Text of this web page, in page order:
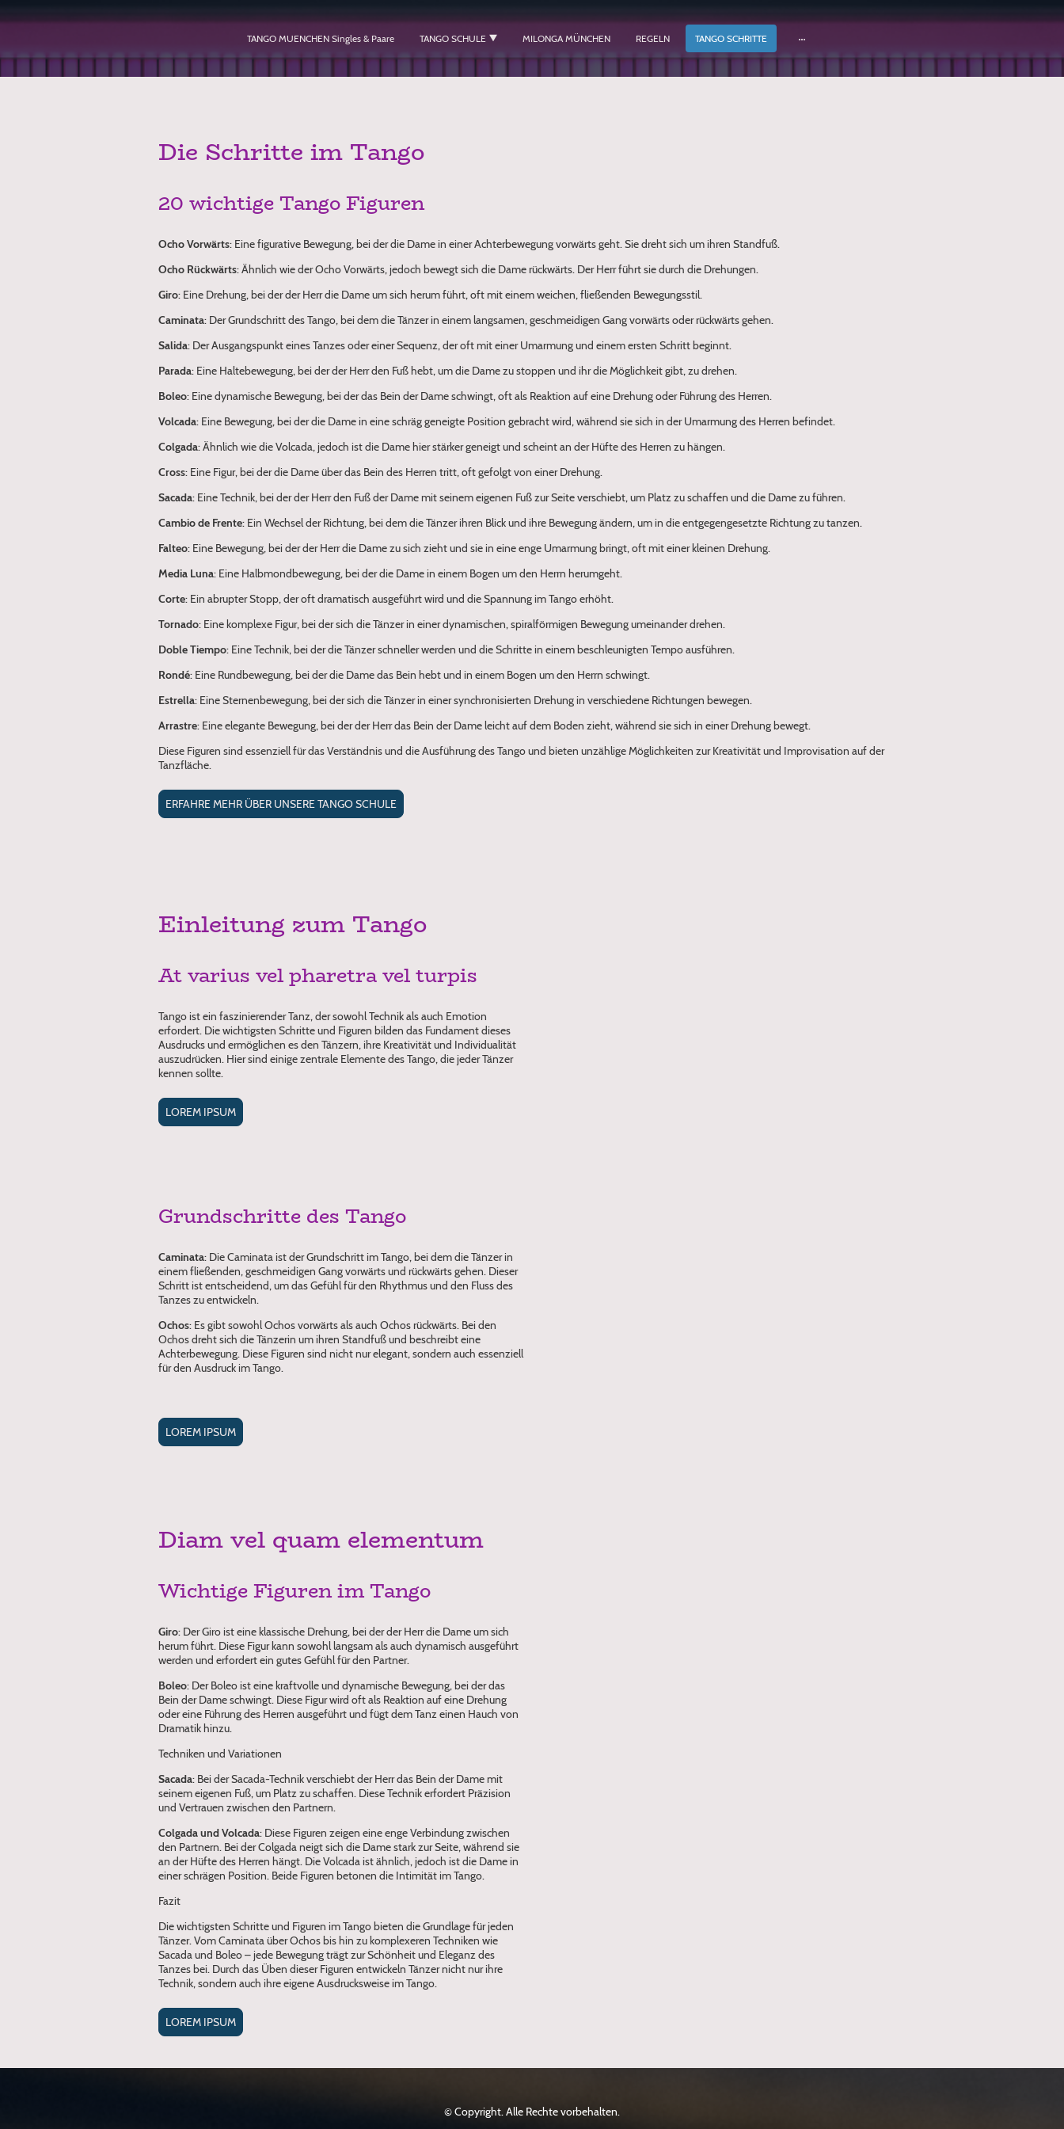
TANGO MUENCHEN Singles & Paare TANGO SCHULE MILONGA MÜNCHEN REGELN TANGO SCHRITTE
Die Schritte im Tango
20 wichtige Tango Figuren
Ocho Vorwärts: Eine figurative Bewegung, bei der die Dame in einer Achterbewegung vorwärts geht. Sie dreht sich um ihren Standfuß.
Ocho Rückwärts: Ähnlich wie der Ocho Vorwärts, jedoch bewegt sich die Dame rückwärts. Der Herr führt sie durch die Drehungen.
Giro: Eine Drehung, bei der der Herr die Dame um sich herum führt, oft mit einem weichen, fließenden Bewegungsstil.
Caminata: Der Grundschritt des Tango, bei dem die Tänzer in einem langsamen, geschmeidigen Gang vorwärts oder rückwärts gehen.
Salida: Der Ausgangspunkt eines Tanzes oder einer Sequenz, der oft mit einer Umarmung und einem ersten Schritt beginnt.
Parada: Eine Haltebewegung, bei der der Herr den Fuß hebt, um die Dame zu stoppen und ihr die Möglichkeit gibt, zu drehen.
Boleo: Eine dynamische Bewegung, bei der das Bein der Dame schwingt, oft als Reaktion auf eine Drehung oder Führung des Herren.
Volcada: Eine Bewegung, bei der die Dame in eine schräg geneigte Position gebracht wird, während sie sich in der Umarmung des Herren befindet.
Colgada: Ähnlich wie die Volcada, jedoch ist die Dame hier stärker geneigt und scheint an der Hüfte des Herren zu hängen.
Cross: Eine Figur, bei der die Dame über das Bein des Herren tritt, oft gefolgt von einer Drehung.
Sacada: Eine Technik, bei der der Herr den Fuß der Dame mit seinem eigenen Fuß zur Seite verschiebt, um Platz zu schaffen und die Dame zu führen.
Cambio de Frente: Ein Wechsel der Richtung, bei dem die Tänzer ihren Blick und ihre Bewegung ändern, um in die entgegengesetzte Richtung zu tanzen.
Falteo: Eine Bewegung, bei der der Herr die Dame zu sich zieht und sie in eine enge Umarmung bringt, oft mit einer kleinen Drehung.
Media Luna: Eine Halbmondbewegung, bei der die Dame in einem Bogen um den Herrn herumgeht.
Corte: Ein abrupter Stopp, der oft dramatisch ausgeführt wird und die Spannung im Tango erhöht.
Tornado: Eine komplexe Figur, bei der sich die Tänzer in einer dynamischen, spiralförmigen Bewegung umeinander drehen.
Doble Tiempo: Eine Technik, bei der die Tänzer schneller werden und die Schritte in einem beschleunigten Tempo ausführen.
Rondé: Eine Rundbewegung, bei der die Dame das Bein hebt und in einem Bogen um den Herrn schwingt.
Estrella: Eine Sternenbewegung, bei der sich die Tänzer in einer synchronisierten Drehung in verschiedene Richtungen bewegen.
Arrastre: Eine elegante Bewegung, bei der der Herr das Bein der Dame leicht auf dem Boden zieht, während sie sich in einer Drehung bewegt.
Diese Figuren sind essenziell für das Verständnis und die Ausführung des Tango und bieten unzählige Möglichkeiten zur Kreativität und Improvisation auf der
Tanzfläche.
ERFAHRE MEHR ÜBER UNSERE TANGO SCHULE
Einleitung zum Tango
At varius vel pharetra vel turpis
Tango ist ein faszinierender Tanz, der sowohl Technik als auch Emotion
erfordert. Die wichtigsten Schritte und Figuren bilden das Fundament dieses
Ausdrucks und ermöglichen es den Tänzern, ihre Kreativität und Individualität
auszudrücken. Hier sind einige zentrale Elemente des Tango, die jeder Tänzer
kennen sollte.
LOREM IPSUM
Grundschritte des Tango
Caminata: Die Caminata ist der Grundschritt im Tango, bei dem die Tänzer in
einem fließenden, geschmeidigen Gang vorwärts und rückwärts gehen. Dieser
Schritt ist entscheidend, um das Gefühl für den Rhythmus und den Fluss des
Tanzes zu entwickeln.
Ochos: Es gibt sowohl Ochos vorwärts als auch Ochos rückwärts. Bei den
Ochos dreht sich die Tänzerin um ihren Standfuß und beschreibt eine
Achterbewegung. Diese Figuren sind nicht nur elegant, sondern auch essenziell
für den Ausdruck im Tango.
LOREM IPSUM
Diam vel quam elementum
Wichtige Figuren im Tango
Giro: Der Giro ist eine klassische Drehung, bei der der Herr die Dame um sich
herum führt. Diese Figur kann sowohl langsam als auch dynamisch ausgeführt
werden und erfordert ein gutes Gefühl für den Partner.
Boleo: Der Boleo ist eine kraftvolle und dynamische Bewegung, bei der das
Bein der Dame schwingt. Diese Figur wird oft als Reaktion auf eine Drehung
oder eine Führung des Herren ausgeführt und fügt dem Tanz einen Hauch von
Dramatik hinzu.
Techniken und Variationen
Sacada: Bei der Sacada-Technik verschiebt der Herr das Bein der Dame mit
seinem eigenen Fuß, um Platz zu schaffen. Diese Technik erfordert Präzision
und Vertrauen zwischen den Partnern.
Colgada und Volcada: Diese Figuren zeigen eine enge Verbindung zwischen
den Partnern. Bei der Colgada neigt sich die Dame stark zur Seite, während sie
an der Hüfte des Herren hängt. Die Volcada ist ähnlich, jedoch ist die Dame in
einer schrägen Position. Beide Figuren betonen die Intimität im Tango.
Fazit
Die wichtigsten Schritte und Figuren im Tango bieten die Grundlage für jeden
Tänzer. Vom Caminata über Ochos bis hin zu komplexeren Techniken wie
Sacada und Boleo – jede Bewegung trägt zur Schönheit und Eleganz des
Tanzes bei. Durch das Üben dieser Figuren entwickeln Tänzer nicht nur ihre
Technik, sondern auch ihre eigene Ausdrucksweise im Tango.
LOREM IPSUM
© Copyright. Alle Rechte vorbehalten.